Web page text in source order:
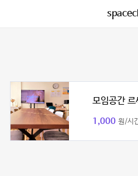
모임공간
1,000 원/시